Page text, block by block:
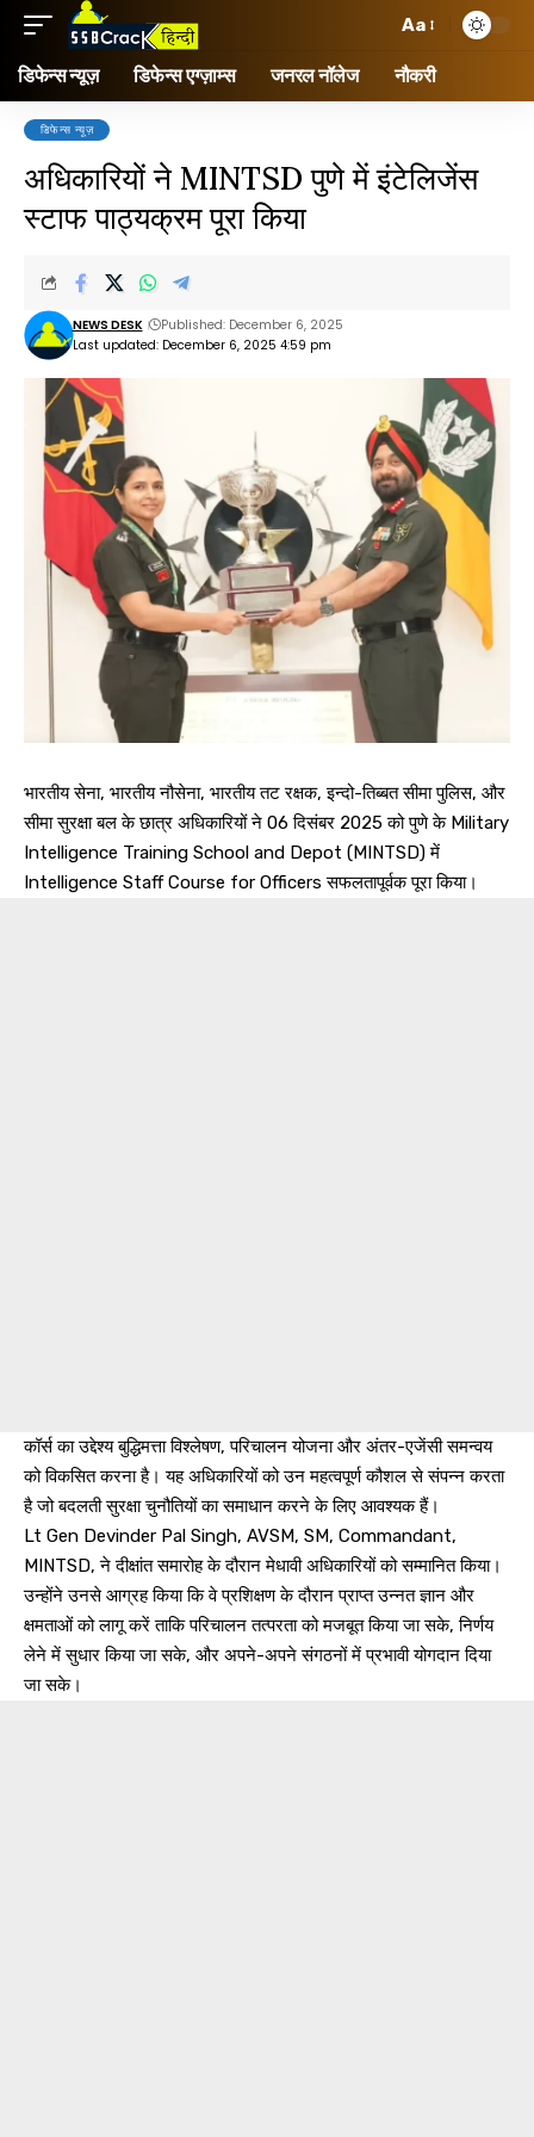
Aa
डिफेन्स न्यूज़ डिफेन्स एग्ज़ाम्स जनरल नॉलेज नौकरी
डिफेन्स न्यूज़
अधिकारियों ने MINTSD पुणे में इंटेलिजेंस
स्टाफ पाठ्यक्रम पूरा किया
Last updated: December 6, 2025 4:59 pm
NEWS DESK Published: December 6, 2025
भारतीय सेना, भारतीय नौसेना, भारतीय तट रक्षक, इन्दो-तिब्बत सीमा पुलिस, और
सीमा सुरक्षा बल के छात्र अधिकारियों ने 06 दिसंबर 2025 को पुणे के Military
Intelligence Training School and Depot (MINTSD) में
Intelligence Staff Course for Officers सफलतापूर्वक पूरा किया।
कॉर्स का उद्देश्य बुद्धिमत्ता विश्लेषण, परिचालन योजना और अंतर-एजेंसी समन्वय
को विकसित करना है। यह अधिकारियों को उन महत्वपूर्ण कौशल से संपन्न करता
है जो बदलती सुरक्षा चुनौतियों का समाधान करने के लिए आवश्यक हैं।
Lt Gen Devinder Pal Singh, AVSM, SM, Commandant,
MINTSD, ने दीक्षांत समारोह के दौरान मेधावी अधिकारियों को सम्मानित किया।
उन्होंने उनसे आग्रह किया कि वे प्रशिक्षण के दौरान प्राप्त उन्नत ज्ञान और
क्षमताओं को लागू करें ताकि परिचालन तत्परता को मजबूत किया जा सके, निर्णय
लेने में सुधार किया जा सके, और अपने-अपने संगठनों में प्रभावी योगदान दिया
जा सके।